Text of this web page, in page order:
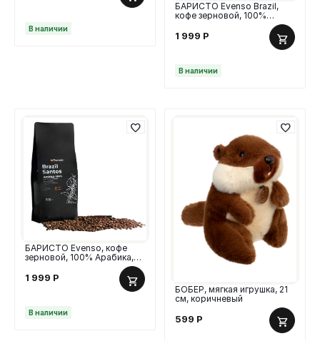
В наличии
БАРИСТО Evenso Brazil,
кофе зерновой, 100%
1 999 Р
В наличии
БАРИСТО Evenso, кофе
зерновой, 100% Арабика,
1 999 Р
В наличии
БОБЕР, мягкая игрушка, 21
см, коричневый
599 Р